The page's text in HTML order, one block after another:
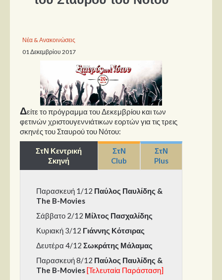
Δίσκοι
Σειρές
Ταινίες
Βιβλία
Video News
Καλλιτέχνες
Μουσικοί
Διάφοροι
Εκτός Συνόρων
Νέα
Στήλες
Νέα & Ανακοινώσεις
01 Δεκεμβρίου 2017
Δείτε το πρόγραμμα του Δεκεμβρίου και των
φετινών χριστουγεννιάτικων εορτών για τις τρεις
σκηνές του Σταυρού του Νότου:
ΣτΝ Κεντρική
Σκηνή
ΣτΝ
Club
ΣτΝ
Plus
Παρασκευή 1/12 Παύλος Παυλίδης &
The B-Movies
Σάββατο 2/12 Μίλτος Πασχαλίδης
Κυριακή 3/12 Γιάννης Κότσιρας
Δευτέρα 4/12 Σωκράτης Μάλαμας
Παρασκευή 8/12 Παύλος Παυλίδης &
The B-Movies [Τελευταία Παράσταση]